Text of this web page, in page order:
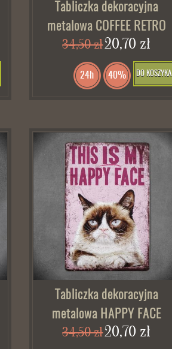
Tabliczka dekoracyjna
metalowa COFFEE RETRO
34,50 zł20,70 zł
DO KOSZYKA
24h 40%
Tabliczka dekoracyjna
metalowa HAPPY FACE
34,50 zł20,70 zł